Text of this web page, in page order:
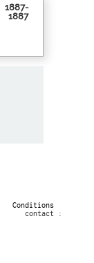
1887-
1887
Conditions
contact :